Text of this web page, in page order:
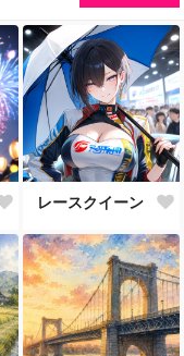
レースクイーン